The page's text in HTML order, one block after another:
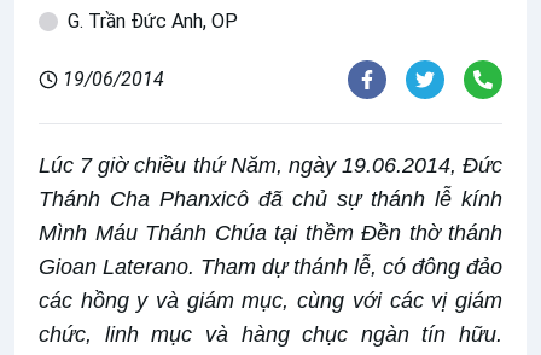
G. Trần Đức Anh, OP
19/06/2014
Lúc 7 giờ chiều thứ Năm, ngày 19.06.2014, Đức
Thánh Cha Phanxicô đã chủ sự thánh lễ kính
Mình Máu Thánh Chúa tại thềm Đền thờ thánh
Gioan Laterano. Tham dự thánh lễ, có đông đảo
các hồng y và giám mục, cùng với các vị giám
chức, linh mục và hàng chục ngàn tín hữu.